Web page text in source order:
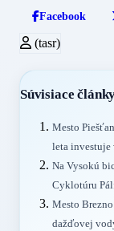
Facebook
(tasr)
Súvisiace
Mesto
leta investuje
Na Vysokú
Cyklotúru
Mesto
dažďovej